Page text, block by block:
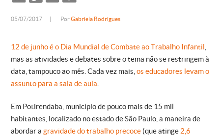
05/07/2017 PorGabriela Rodrigues
12 de junho é o Dia Mundial de Combate ao Trabalho Infantil
mas as atividades e debates sobre o tema não se restringem à
data, tampouco ao mês. Cada vez mais, os educadores levam o
assunto para a sala de aula
Em Potirendaba, município de pouco mais de 15 mil
habitantes, localizado no estado de São Paulo, a maneira de
abordar a gravidade do trabalho precoce (que atinge2,6